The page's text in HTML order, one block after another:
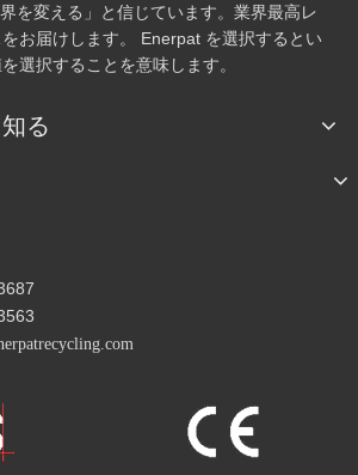
を変える」と信じています。業界最高レ
お届けします。 Enerpat を選択するとい
選択することを意味します。
る